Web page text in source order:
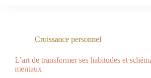
Croissance personnel
L’art de transformer ses habitudes et
mentaux